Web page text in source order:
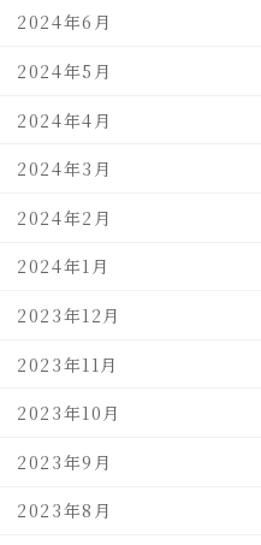
2024年6月
2024年5月
2024年4月
2024年3月
2024年2月
2024年1月
2023年12月
2023年11月
2023年10月
2023年9月
2023年8月